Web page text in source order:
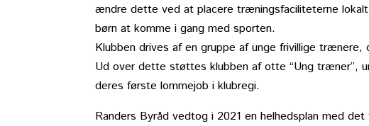
ændre dette ved at placere træningsfaciliteterne
børn at komme i gang med sporten.
Klubben drives af en gruppe af unge frivillige
Ud over dette støttes klubben af otte “Ung træner”,
deres første lommejob i klubregi.
Randers Byråd vedtog i 2021 en helhedsplan med